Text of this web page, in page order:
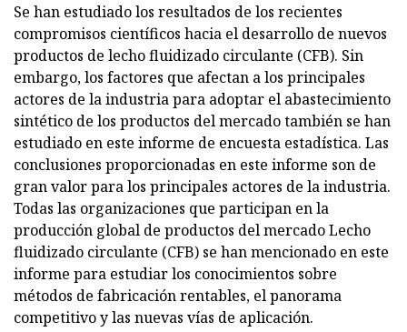
Se han estudiado los resultados de los recientes
compromisos científicos hacia el desarrollo de nuevos
productos de lecho fluidizado circulante (CFB). Sin
embargo, los factores que afectan a los principales
actores de la industria para adoptar el abastecimiento
sintético de los productos del mercado también se han
estudiado en este informe de encuesta estadística. Las
conclusiones proporcionadas en este informe son de
gran valor para los principales actores de la industria.
Todas las organizaciones que participan en la
producción global de productos del mercado Lecho
fluidizado circulante (CFB) se han mencionado en este
informe para estudiar los conocimientos sobre
métodos de fabricación rentables, el panorama
competitivo y las nuevas vías de aplicación.